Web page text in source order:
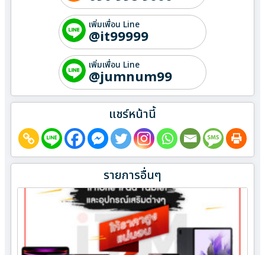
เพิ่มเพื่อน Line
@it99999
เพิ่มเพื่อน Line
@jumnum99
แชร์หน้านี้
รายการอื่นๆ